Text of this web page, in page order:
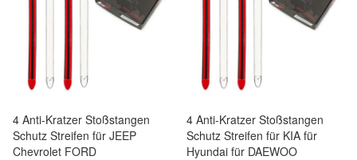
4 Anti-Kratzer Stoßstangen
Schutz Streifen für JEEP
Chevrolet FORD
4 Anti-Kratzer Stoßstangen
Schutz Streifen für KIA für
Hyundai für DAEWOO